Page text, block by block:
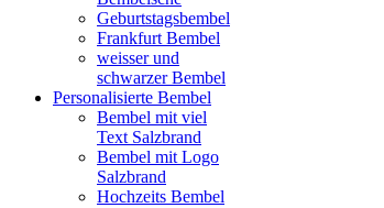
Geburtstagsbembel
Frankfurt Bembel
weisser und
schwarzer Bembel
Personalisierte Bembel
Bembel mit viel
Text Salzbrand
Bembel mit Logo
Salzbrand
Hochzeits Bembel